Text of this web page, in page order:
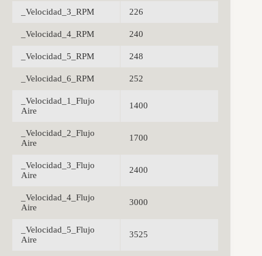
_Velocidad_3_RPM 226
_Velocidad_4_RPM 240
_Velocidad_5_RPM 248
_Velocidad_6_RPM 252
_Velocidad_1_Flujo
Aire
1400
_Velocidad_2_Flujo
Aire
1700
_Velocidad_3_Flujo
Aire
2400
_Velocidad_4_Flujo
Aire
3000
_Velocidad_5_Flujo
Aire
3525